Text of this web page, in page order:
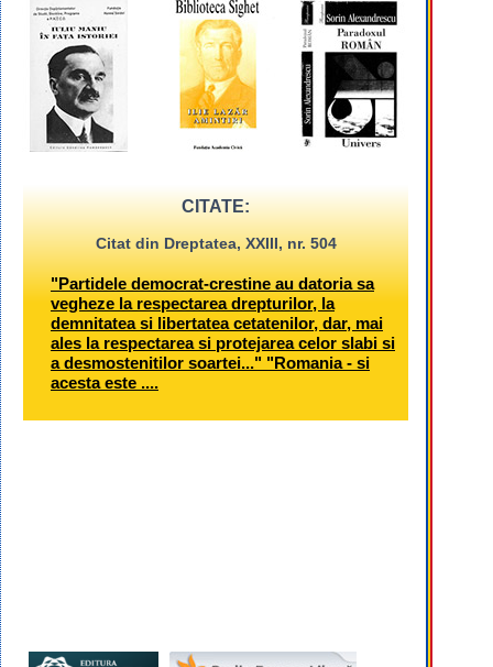
CITATE:
Citat din Dreptatea, XXIII, nr. 504
"Partidele democrat-crestine au datoria sa
vegheze la respectarea drepturilor, la
demnitatea si libertatea cetatenilor, dar, mai
ales la respectarea si protejarea celor slabi si
a desmostenitilor soartei..." "Romania - si
acesta este ....